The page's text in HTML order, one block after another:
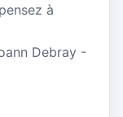
à
Debray -